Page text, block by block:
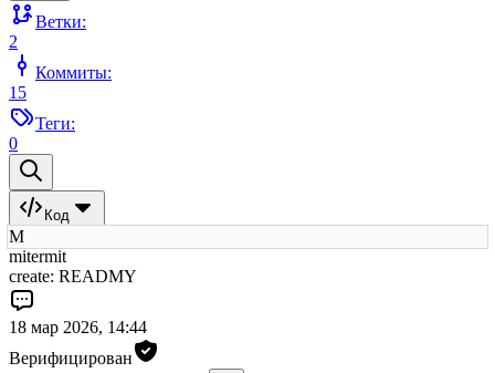
Ветки:
2
Коммиты:
15
Теги:
0
Код
M
mitermit
create: READMY
18 мар 2026, 14:44
Верифицирован